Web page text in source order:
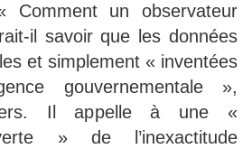
Comment un observateur
il savoir que les données
et simplement « inventées
gouvernementale »,
Il appelle à une «
» de l’inexactitude